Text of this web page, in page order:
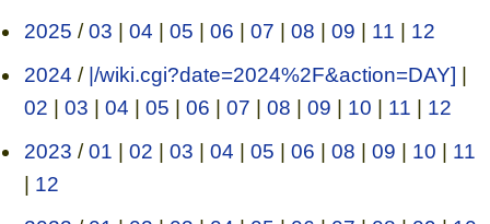
2025 /03 04 05 06 07 08 09 11
12
2024 / |/wiki.cgi?date=2024%2F&action=DAY]
02
03 04 05 06 07 08 09 10 11
12
2023 /01 02 03 04 05 06 08 09 10
11
12